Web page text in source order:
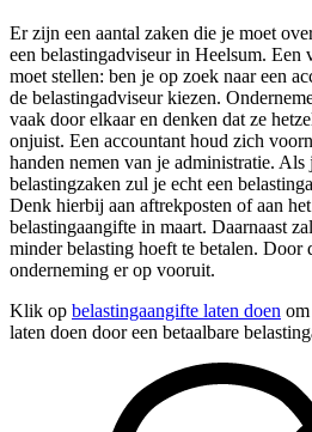
Er zijn een aantal zaken die je moet
een belastingadviseur in Heelsum. Een
moet stellen: ben je op zoek naar een
de belastingadviseur kiezen.
vaak door elkaar en denken dat ze
onjuist. Een accountant houd zich
handen nemen van je administratie.
belastingzaken zul je echt een
Denk hierbij aan aftrekposten of aan
belastingaangifte in maart. Daarnaast
minder belasting hoeft te betalen. Door
onderneming er op vooruit.
Klik op belastingaangifte laten doen
laten doen door een betaalbare